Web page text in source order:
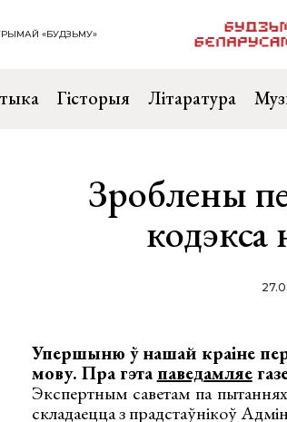
«БУДЗЬМУ»
Гісторыя Літаратура
Зроблены
Упершыню ў нашай краіне
мову. Пра гэтапаведамляе
Экспертным саветам па
складаецца з прадстаўнікоў